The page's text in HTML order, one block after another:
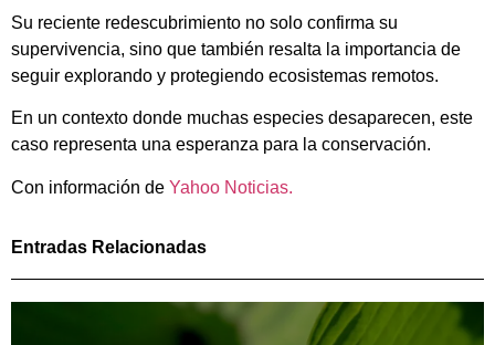
Su reciente redescubrimiento no solo confirma su
supervivencia, sino que también resalta la importancia de
seguir explorando y protegiendo ecosistemas remotos.
En un contexto donde muchas especies desaparecen, este
caso representa una esperanza para la conservación.
Con información de Yahoo Noticias.
Entradas Relacionadas